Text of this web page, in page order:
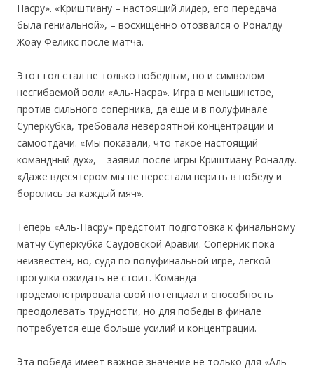
Насру». «Криштиану – настоящий лидер, его передача
была гениальной», – восхищенно отозвался о Роналду
Жоау Феликс после матча.
Этот гол стал не только победным, но и символом
несгибаемой воли «Аль-Насра». Игра в меньшинстве,
против сильного соперника, да еще и в полуфинале
Суперкубка, требовала невероятной концентрации и
самоотдачи. «Мы показали, что такое настоящий
командный дух», – заявил после игры Криштиану Роналду.
«Даже вдесятером мы не перестали верить в победу и
боролись за каждый мяч».
Теперь «Аль-Насру» предстоит подготовка к финальному
матчу Суперкубка Саудовской Аравии. Соперник пока
неизвестен, но, судя по полуфинальной игре, легкой
прогулки ожидать не стоит. Команда
продемонстрировала свой потенциал и способность
преодолевать трудности, но для победы в финале
потребуется еще больше усилий и концентрации.
Эта победа имеет важное значение не только для «Аль-